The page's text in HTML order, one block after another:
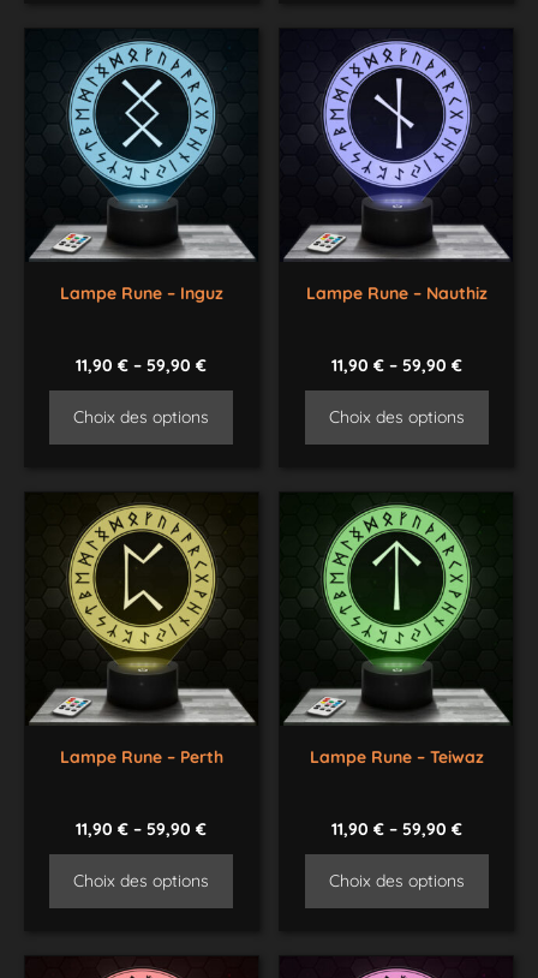
Lampe Rune – Inguz
11,90€ –59,90€
Choix des options
Lampe Rune – Nauthiz
11,90 €– 59,90 €
Choix des options
Lampe Rune – Perth
11,90€ –59,90€
Choix des options
Lampe Rune – Teiwaz
11,90 €– 59,90 €
Choix des options